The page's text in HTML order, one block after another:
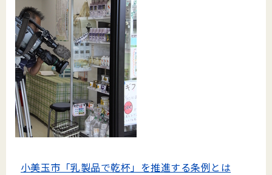
小美玉市「乳製品で乾杯」を推進する条例とは